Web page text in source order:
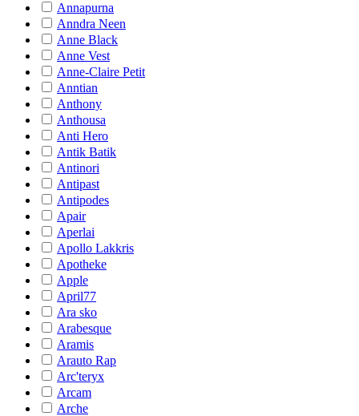
Annapurna
Anndra Neen
Anne Black
Anne Vest
Anne-Claire Petit
Anntian
Anthony
Anthousa
Anti Hero
Antik Batik
Antinori
Antipast
Antipodes
Apair
Aperlai
Apollo Lakkris
Apotheke
Apple
April77
Ara sko
Arabesque
Aramis
Arauto Rap
Arc'teryx
Arcam
Arche